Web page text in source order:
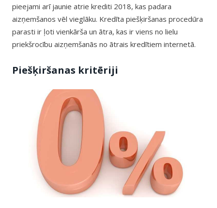
pieejami arī jaunie atrie krediti 2018, kas padara
aizņemšanos vēl vieglāku. Kredīta piešķiršanas procedūra
parasti ir ļoti vienkārša un ātra, kas ir viens no lielu
priekšrocību aizņemšanās no ātrais kredītiem internetā.
Piešķiršanas kritēriji